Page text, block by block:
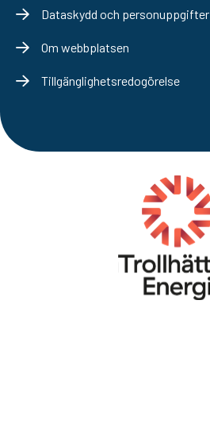
Dataskydd och personuppgifter
Om webbplatsen
Tillgänglighetsredogörelse